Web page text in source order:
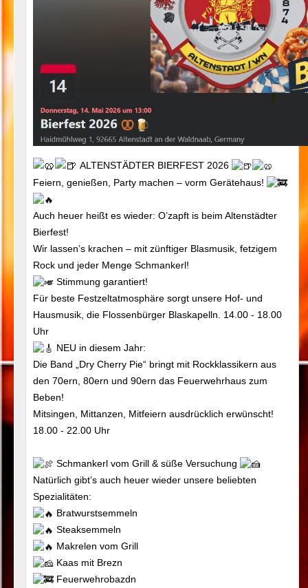
ALTENSTÄDTER BIERFEST 2026
Feiern, genießen, Party machen – vorm Gerätehaus!
Auch heuer heißt es wieder: O’zapft is beim Altenstädter
Bierfest!
Wir lassen’s krachen – mit zünftiger Blasmusik, fetzigem
Rock und jeder Menge Schmankerl!
Stimmung garantiert!
Für beste Festzeltatmosphäre sorgt unsere Hof- und
Hausmusik, die Flossenbürger Blaskapelln. 14.00 - 18.00
Uhr
NEU in diesem Jahr:
Die Band „Dry Cherry Pie“ bringt mit Rockklassikern aus
den 70ern, 80ern und 90ern das Feuerwehrhaus zum
Beben!
Mitsingen, Mittanzen, Mitfeiern ausdrücklich erwünscht!
18.00 - 22.00 Uhr
Schmankerl vom Grill & süße Versuchung
Natürlich gibt’s auch heuer wieder unsere beliebten
Spezialitäten:
Bratwurstsemmeln
Steaksemmeln
Makrelen vom Grill
Kaas mit Brezn
Feuerwehrobazdn